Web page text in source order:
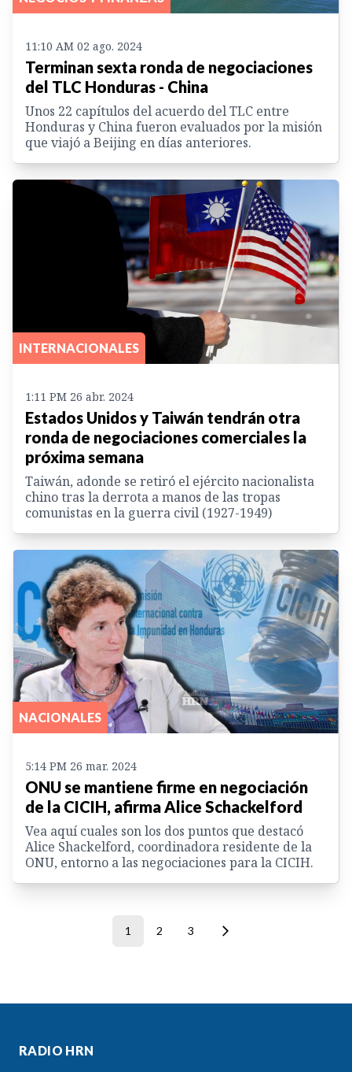
11:10 AM 02 ago. 2024
Terminan sexta ronda de negociaciones
del TLC Honduras - China
Unos 22 capítulos del acuerdo del TLC entre
Honduras y China fueron evaluados por la misión
que viajó a Beijing en días anteriores.
INTERNACIONALES
1:11 PM 26 abr. 2024
Estados Unidos y Taiwán tendrán otra
ronda de negociaciones comerciales la
próxima semana
Taiwán, adonde se retiró el ejército nacionalista
chino tras la derrota a manos de las tropas
comunistas en la guerra civil (1927-1949)
NACIONALES
5:14 PM 26 mar. 2024
ONU se mantiene firme en negociación
de la CICIH, afirma Alice Schackelford
Vea aquí cuales son los dos puntos que destacó
Alice Shackelford, coordinadora residente de la
ONU, entorno a las negociaciones para la CICIH.
1 2 3
RADIO HRN